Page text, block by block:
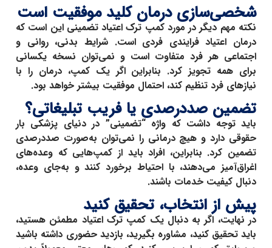
شخصی‌سازی درمان کلید موفقیت است
نکته مهم دیگر در موردکمپ ترک اعتیاد تضمینی این است که
درمان اعتیاد فرایندی فردی است. شرایط بدنی، روانی و
اجتماعی هر فرد متفاوت است و نمی‌توان نسخه یکسانی
برای همه تجویز کرد. بنابراین اگر یک کمپ، درمان را با
نیازهای فرد تنظیم کند، احتمال موفقیت بیشتر خواهد بود.
تضمین صددرصدی یا فریب تبلیغاتی؟
باید توجه داشت که واژه “تضمینی” در دنیای پزشکی بار
حقوقی دارد و هیچ درمانی را نمی‌توان به‌صورت صددرصدی
تضمین کرد. بنابراین، افراد باید از کمپ‌هایی که وعده‌های
اغراق‌آمیز می‌دهند، با احتیاط برخورد کنند و به‌جای وعده،
دنبال کیفیت خدمات باشند.
پیش از انتخاب، تحقیق کنید
در نهایت، اگر به دنبال یک کمپ ترک اعتیاد مطمئن هستید،
باید تحقیق کنید، مشاوره بگیرید، بازدید حضوری داشته باشید